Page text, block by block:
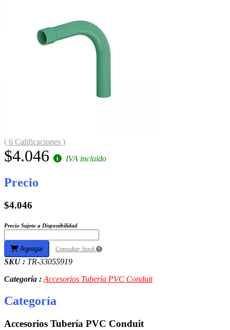
( 6 Calificaciones )
$4.046 IVA incluido
Precio
$4.046
Precio Sujeto a Disponibilidad
Agregar Consultar Stock
SKU : TR-33055919
Categoría :Accesorios Tubería PVC Conduit
Categoría
Accesorios Tubería PVC Conduit